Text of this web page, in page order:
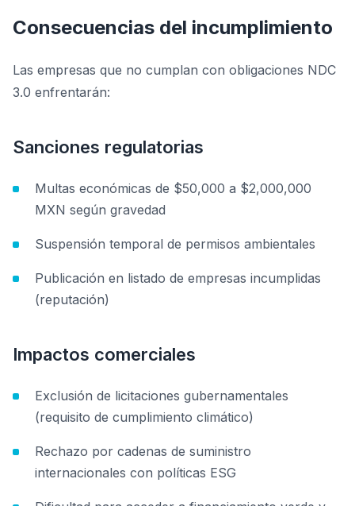
Consecuencias del incumplimiento
Las empresas que no cumplan con obligaciones NDC
3.0 enfrentarán:
Sanciones regulatorias
Multas económicas de $50,000 a $2,000,000
MXN según gravedad
Suspensión temporal de permisos ambientales
Publicación en listado de empresas incumplidas
(reputación)
Impactos comerciales
Exclusión de licitaciones gubernamentales
(requisito de cumplimiento climático)
Rechazo por cadenas de suministro
internacionales con políticas ESG